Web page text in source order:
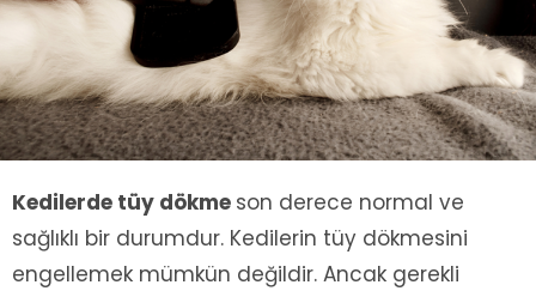
Kedilerde tüy dökme son derece normal ve
sağlıklı bir durumdur. Kedilerin tüy dökmesini
engellemek mümkün değildir. Ancak gerekli